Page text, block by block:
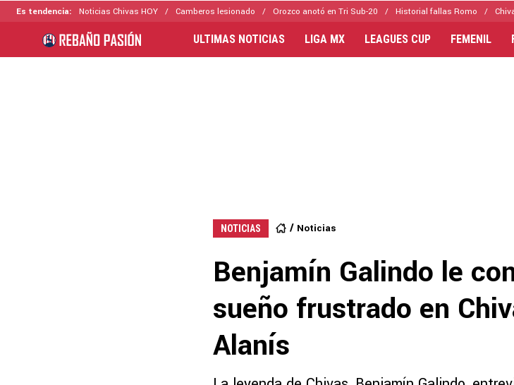
Es tendencia: Noticias Chivas HOY Camberos lesionado Orozco anotó en Tri Sub-20 Historial fallas Romo
ULTIMAS NOTICIAS LIGA MX LEAGUES CUP FEMENIL
NOTICIAS Noticias
Benjamín Galindo le
sueño frustrado en
Alanís